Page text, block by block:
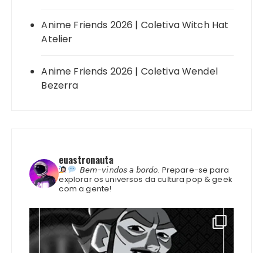
Anime Friends 2026 | Coletiva Witch Hat
Atelier
Anime Friends 2026 | Coletiva Wendel
Bezerra
euastronauta
𝘉𝘦𝘮-𝘷𝘪𝘯𝘥𝘰𝘴 𝘢 𝘣𝘰𝘳𝘥𝘰. Prepare-se para
explorar os universos da cultura pop & geek
com a gente!